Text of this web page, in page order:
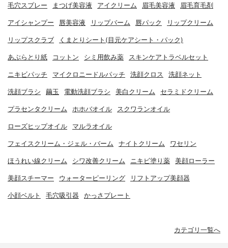
毛穴スプレー まつげ美容液 アイクリーム 眉毛美容液 眉毛育毛剤
アイシャンプー 唇美容液 リップバーム 唇パック リップクリーム
リップスクラブ くまとりシート(目元ケアシート・パック)
あぶらとり紙 コットン シミ用飲み薬 スキンケアトラベルセット
ニキビパッチ マイクロニードルパッチ 洗顔クロス 洗顔ネット
洗顔ブラシ 繭玉 電動洗顔ブラシ 美白クリーム セラミドクリーム
プラセンタクリーム ホホバオイル スクワランオイル
ローズヒップオイル マルラオイル
フェイスクリーム・ジェル・バーム ナイトクリーム ワセリン
ほうれい線クリーム シワ改善クリーム ニキビ塗り薬 美顔ローラー
美顔スチーマー ウォーターピーリング リフトアップ美顔器
小顔ベルト 毛穴吸引器 かっさプレート
カテゴリ一覧へ